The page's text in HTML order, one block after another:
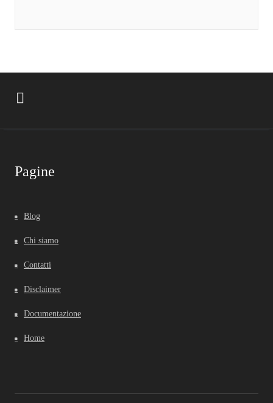
Pagine
Blog
Chi siamo
Contatti
Disclaimer
Documentazione
Home